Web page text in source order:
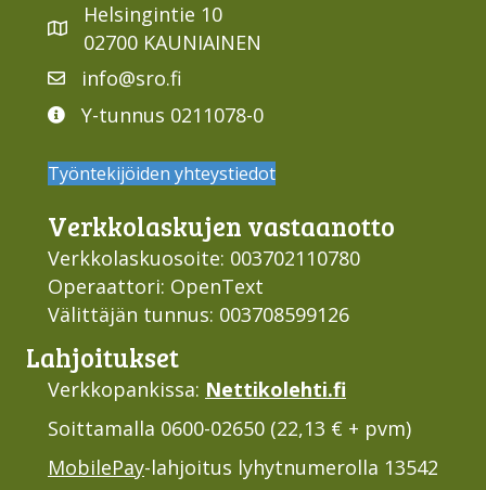
Helsingintie 10
02700 KAUNIAINEN
info@sro.fi
Y-tunnus 0211078-0
Työntekijöiden yhteystiedot
Verkko­laskujen vastaan­otto
Verkkolaskuosoite: 003702110780
Operaattori: OpenText
Välittäjän tunnus: 003708599126
Lahjoi­tukset
Verkkopankissa: Nettikolehti.fi
Soittamalla 0600-02650 (22,13 € + pvm)
MobilePay-lahjoitus lyhytnumerolla 13542